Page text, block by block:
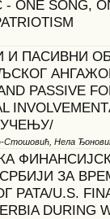
- ONE SONG,
И ПАСИВНИ
PASSIVE
Стошовић, Нела
ЗА
РАТА/U.S.
DURING